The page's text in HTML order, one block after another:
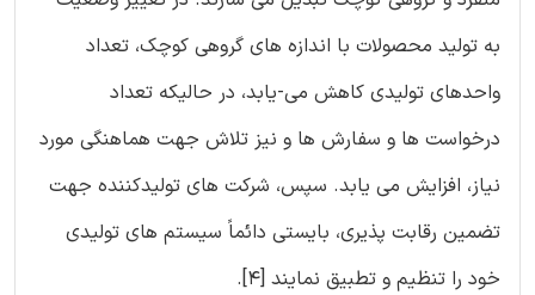
به تولید محصولات با اندازه های گروهی کوچک، تعداد
واحدهای تولیدی کاهش می-یابد، در حالیکه تعداد
درخواست ها و سفارش ها و نیز تلاش جهت هماهنگی مورد
نیاز، افزایش می یابد. سپس، شرکت های تولیدکننده جهت
تضمین رقابت پذیری، بایستی دائماً سیستم های تولیدی
خود را تنظیم و تطبیق نمایند [4].